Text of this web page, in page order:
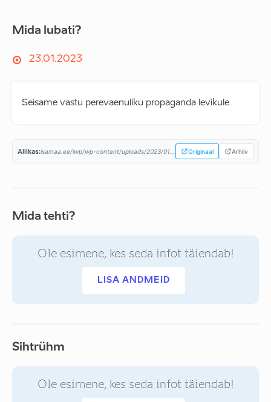
Mida lubati?
23.01.2023
Seisame vastu perevaenuliku propaganda levikule
Allikas: Originaal Arhiiv
Mida tehti?
Ole esimene, kes seda infot täiendab!
LISA ANDMEID
Sihtrühm
Ole esimene, kes seda infot täiendab!